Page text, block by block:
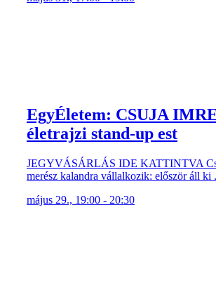
EgyÉletem: CSUJA
életrajzi stand-up est
JEGYVÁSÁRLÁS IDE KATTINTVA
merész kalandra vállalkozik: először áll ki
május 29., 19:00 - 20:30